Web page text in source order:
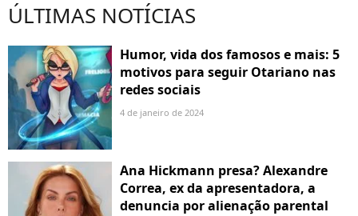
ÚLTIMAS NOTÍCIAS
Humor, vida dos famosos e mais: 5
motivos para seguir Otariano nas
redes sociais
4 de janeiro de 2024
Ana Hickmann presa? Alexandre
Correa, ex da apresentadora, a
denuncia por alienação parental